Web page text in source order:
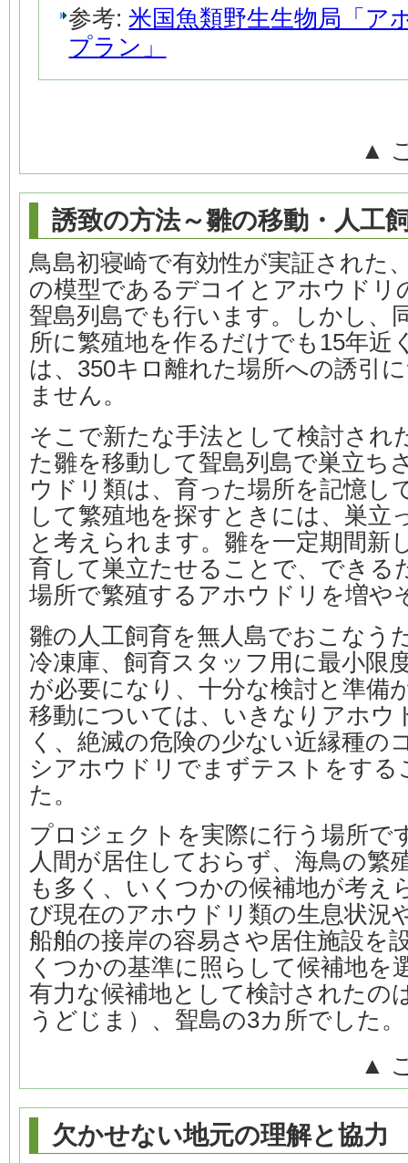
参考:米国魚類野生生物局「ア
プラン」
▲
誘致の方法～雛の移動・人工
鳥島初寝崎で有効性が実証された
の模型であるデコイとアホウドリ
聟島列島でも行います。しかし、
所に繁殖地を作るだけでも15年近
は、350キロ離れた場所への誘引
ません。
そこで新たな手法として検討され
た雛を移動して聟島列島で巣立ち
ウドリ類は、育った場所を記憶し
して繁殖地を探すときには、巣立
と考えられます。雛を一定期間新
育して巣立たせることで、できる
場所で繁殖するアホウドリを増や
雛の人工飼育を無人島でおこなう
冷凍庫、飼育スタッフ用に最小限
が必要になり、十分な検討と準備
移動については、いきなりアホウ
く、絶滅の危険の少ない近縁種の
シアホウドリでまずテストをする
た。
プロジェクトを実際に行う場所で
人間が居住しておらず、海鳥の繁
も多く、いくつかの候補地が考え
び現在のアホウドリ類の生息状況
船舶の接岸の容易さや居住施設を
くつかの基準に照らして候補地を
有力な候補地として検討されたの
うどじま）、聟島の3カ所でした。
▲
欠かせない地元の理解と協力